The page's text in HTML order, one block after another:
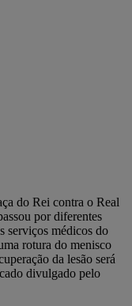
do Rei contra o Real
por diferentes
serviços médicos do
rotura do menisco
da lesão será
divulgado pelo